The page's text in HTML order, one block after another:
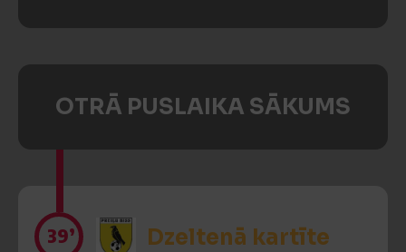
OTRĀ PUSLAIKA SĀKUMS
39’ Dzeltenā kartīte